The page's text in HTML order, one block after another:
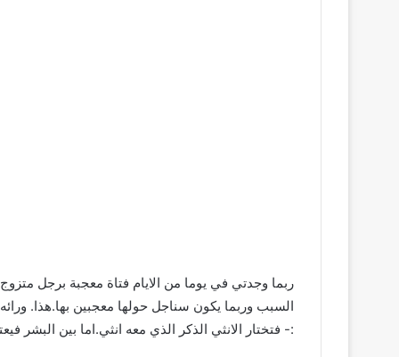
ربما وجدتي في يوما من الايام فتاة معجبة برجل
السبب وربما يكون سناجل حولها معجبين بها.هذا.
:- فتختار الانثي الذكر الذي معه انثي.اما بين البشر